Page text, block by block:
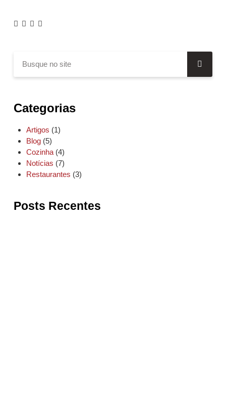
Categorias
Artigos (1)
Blog (5)
Cozinha (4)
Notícias (7)
Restaurantes (3)
Posts Recentes